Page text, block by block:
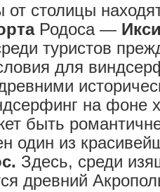
от столицы
Родоса —
туристов
для
на фоне
быть
один из
Здесь, среди
древний